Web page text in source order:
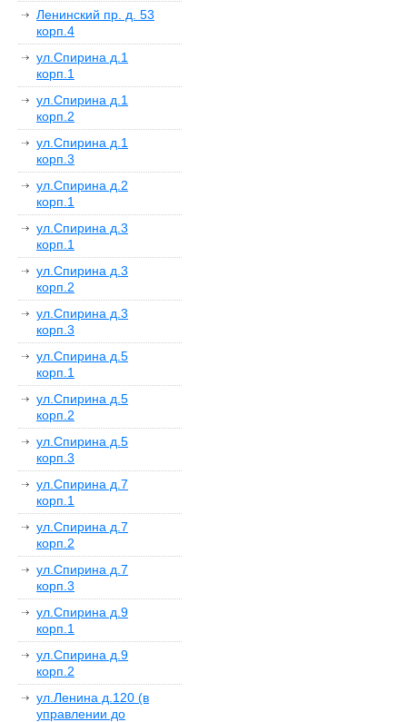
Ленинский пр. д. 53
корп.4
ул.Спирина д.1
корп.1
ул.Спирина д.1
корп.2
ул.Спирина д.1
корп.3
ул.Спирина д.2
корп.1
ул.Спирина д.3
корп.1
ул.Спирина д.3
корп.2
ул.Спирина д.3
корп.3
ул.Спирина д.5
корп.1
ул.Спирина д.5
корп.2
ул.Спирина д.5
корп.3
ул.Спирина д.7
корп.1
ул.Спирина д.7
корп.2
ул.Спирина д.7
корп.3
ул.Спирина д.9
корп.1
ул.Спирина д.9
корп.2
ул.Ленина д.120 (в
управлении до